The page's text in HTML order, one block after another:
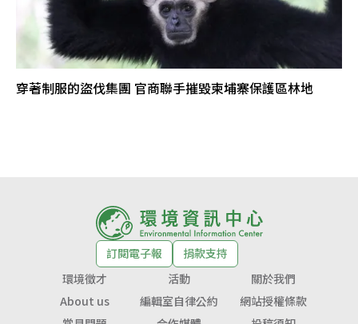
穿著制服的盜伐集團 官商聯手摧毀柬埔寨保護區林地
訂閱電子報
捐款支持
環境徵才
活動
關於我們
About us
編輯室自律公約
網站授權條款